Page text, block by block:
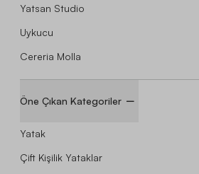
Yatsan Studio
Uykucu
Cereria Molla
Öne Çıkan Kategoriler
Yatak
Çift Kişilik Yataklar